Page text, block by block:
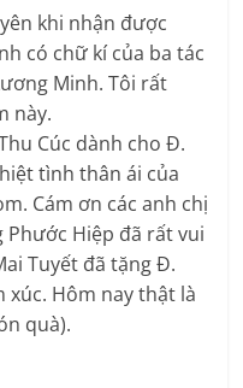
khi nhận được
có chữ kí của ba tác
Minh. Tôi rất
này.
Cúc dành cho Đ.
tình thân ái của
Cám ơn các anh chị
Hiệp đã rất vui
Tuyết đã tặng Đ.
xúc. Hôm nay thật là
quà).